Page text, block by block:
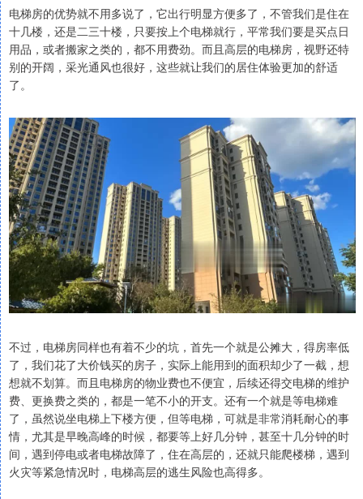
电梯房的优势就不用多说了，它出行明显方便多了，不管我们是住在
十几楼，还是二三十楼，只要按上个电梯就行，平常我们要是买点日
用品，或者搬家之类的，都不用费劲。而且高层的电梯房，视野还特
别的开阔，采光通风也很好，这些就让我们的居住体验更加的舒适
了。
不过，电梯房同样也有着不少的坑，首先一个就是公摊大，得房率低
了，我们花了大价钱买的房子，实际上能用到的面积却少了一截，想
想就不划算。而且电梯房的物业费也不便宜，后续还得交电梯的维护
费、更换费之类的，都是一笔不小的开支。还有一个就是等电梯难
了，虽然说坐电梯上下楼方便，但等电梯，可就是非常消耗耐心的事
情，尤其是早晚高峰的时候，都要等上好几分钟，甚至十几分钟的时
间，遇到停电或者电梯故障了，住在高层的，还就只能爬楼梯，遇到
火灾等紧急情况时，电梯高层的逃生风险也高得多。